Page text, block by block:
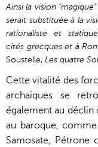
Ainsi la vision
serait substituée à la
rationaliste et
cités grecques et à
Soustelle, Les quatre
Cette vitalité des
archaïques se
également au déclin
au baroque,
Samosate, Pétrone